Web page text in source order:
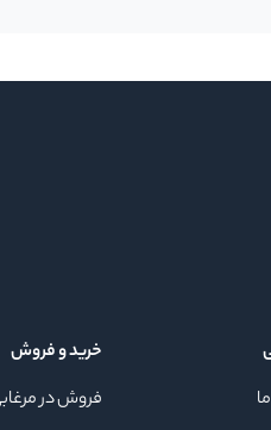
خرید و فروش
فروش در